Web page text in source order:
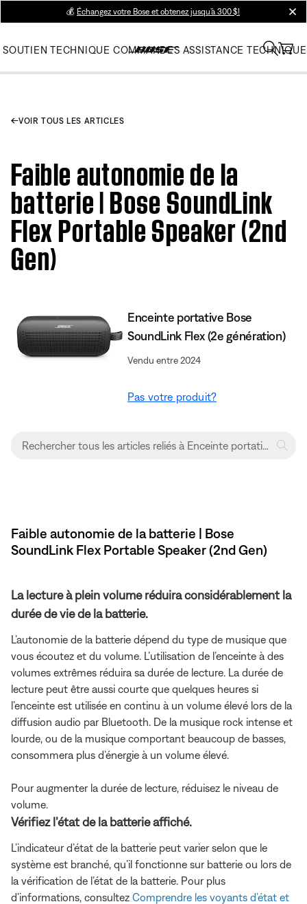
💰 Échangez votre Bose et obtenez jusqu’à 300 $!
SOUTIEN TECHNIQUE COMMANDES ASSISTANCE TECHNIQUE
VOIR TOUS LES ARTICLES
Faible autonomie de la
batterie | Bose SoundLink
Flex Portable Speaker (2nd
Gen)
Enceinte portative Bose
SoundLink Flex (2e génération)
Vendu entre 2024
Pas votre produit?
Faible autonomie de la batterie | Bose
SoundLink Flex Portable Speaker (2nd Gen)
La lecture à plein volume réduira considérablement la
durée de vie de la batterie.
L’autonomie de la batterie dépend du type de musique que
vous écoutez et du volume. L’utilisation de l’enceinte à des
volumes extrêmes réduira sa durée de lecture. La durée de
lecture peut être aussi courte que quelques heures si
l’enceinte est utilisée en continu à un volume élevé lors de la
diffusion audio par Bluetooth. De la musique rock intense et
lourde, ou de la musique comportant beaucoup de basses,
consommera plus d’énergie à un volume élevé.
Pour augmenter la durée de lecture, réduisez le niveau de
volume.
Vérifiez l’état de la batterie affiché.
L’indicateur d’état de la batterie peut varier selon que le
système est branché, qu’il fonctionne sur batterie ou lors de
la vérification de l’état de la batterie. Pour plus
d’informations, consultez Comprendre les voyants d’état et